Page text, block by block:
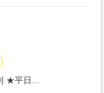
★平日...